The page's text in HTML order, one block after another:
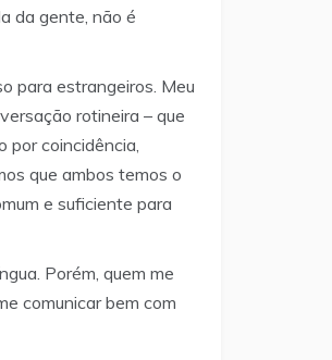
da gente, não é
para estrangeiros. Meu
rotineira – que
por coincidência,
que ambos temos o
e suficiente para
Porém, quem me
comunicar bem com